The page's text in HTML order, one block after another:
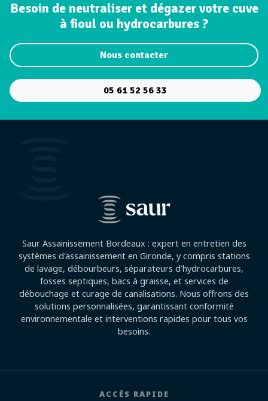
Besoin de neutraliser et dégazer votre cuve
à fioul ou hydrocarbures ?
Nous contacter
05 61 52 56 33
Saur Assainissement Bordeaux : expert en entretien des
systèmes d'assainissement en Gironde, y compris stations
de lavage, débourbeurs, séparateurs d’hydrocarbures,
fosses septiques, bacs à graisse, et services de
débouchage et curage de canalisations. Nous offrons des
solutions personnalisées, garantissant conformité
environnementale et interventions rapides pour tous vos
besoins.
ACCÈS RAPIDE